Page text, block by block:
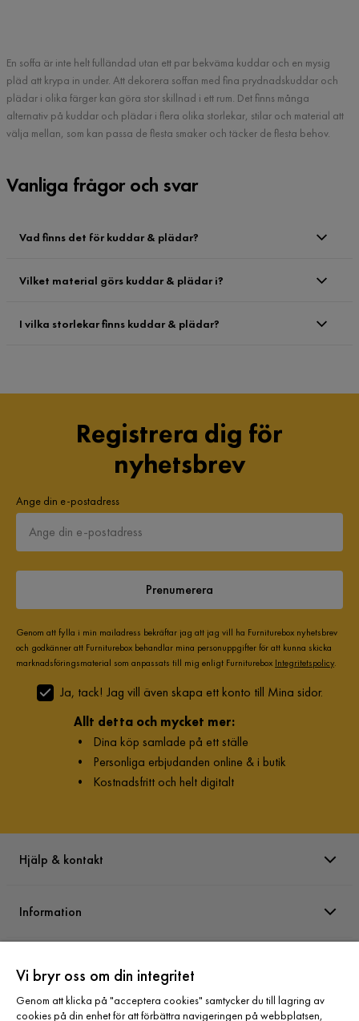
En soffa är inte helt fulländad utan ett par bekväma kuddar och en mysig
pläd att krypa in under. Att dekorera soffan med fina prydnadskuddar och
plädar i olika färger kan göra stor skillnad i ett rum. Det finns många
alternativ på kuddar och plädar i flera olika storlekar, stilar och material att
välja mellan, som kan passa de flesta smaker och täcker de flesta behov.
Vanliga frågor och svar
Vad finns det för kuddar & plädar?
Vilket material görs kuddar & plädar i?
I vilka storlekar finns kuddar & plädar?
Registrera dig för
nyhetsbrev
Ange din e-postadress
Prenumerera
Genom att fylla i min mailadress bekräftar jag att jag vill ha Furniturebox nyhetsbrev
och godkänner att Furniturebox behandlar mina personuppgifter för att kunna skicka
marknadsföringsmaterial som anpassats till mig enligt Furniturebox Integritetspolicy.
Ja, tack! Jag vill även skapa ett konto till Mina sidor.
Allt detta och mycket mer:
• Dina köp samlade på ett ställe
• Personliga erbjudanden online & i butik
• Kostnadsfritt och helt digitalt
Hjälp & kontakt
Information
Sortiment
Vi bryr oss om din integritet
Genom att klicka på "acceptera cookies" samtycker du till lagring av
cookies på din enhet för att förbättra navigeringen på webbplatsen,